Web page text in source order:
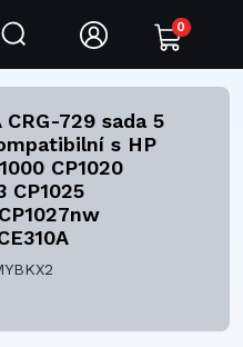
0
CRG-729 sada 5
s HP
CP1020
CP1025